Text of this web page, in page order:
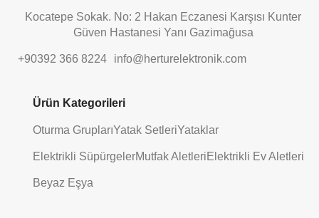
Kocatepe Sokak. No: 2 Hakan Eczanesi Karşısı Kunter
Güven Hastanesi Yanı Gazimağusa
+90392 366 8224 info@herturelektronik.com
Ürün Kategorileri
Oturma GruplarıYatak SetleriYataklar
Elektrikli SüpürgelerMutfak AletleriElektrikli Ev Aletleri
Beyaz Eşya